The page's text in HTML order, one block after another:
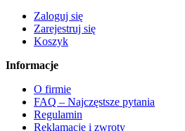
Zaloguj się
Zarejestruj się
Koszyk
Informacje
O firmie
FAQ – Najczęstsze pytania
Regulamin
Reklamacje i zwroty